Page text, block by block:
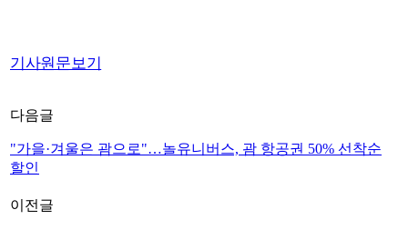
기사원문보기
다음글
"가을·겨울은 괌으로"…놀유니버스, 괌 항공권 50% 선착순
할인
이전글